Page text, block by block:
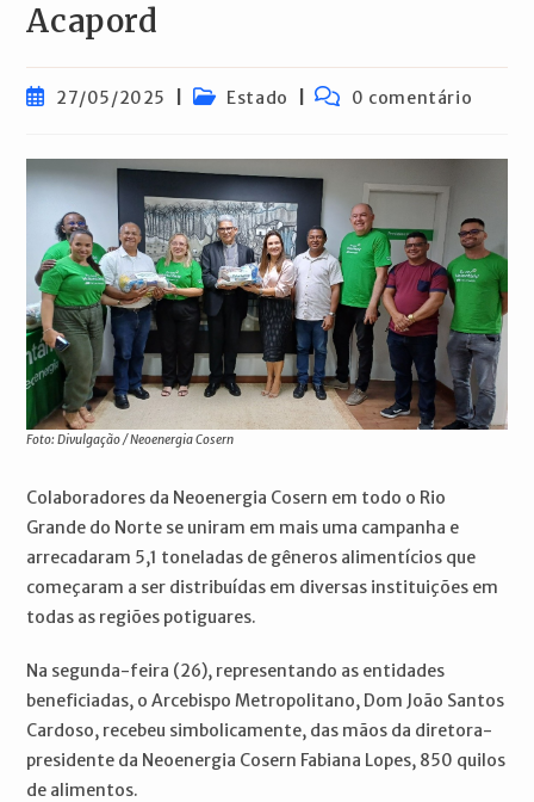
Acapord
Post27/05/2025
Categoria
Estado
Comentários
0 comentário
Foto: Divulgação / Neoenergia Cosern
Colaboradores da Neoenergia Cosern em todo o Rio
Grande do Norte se uniram em mais uma campanha e
arrecadaram 5,1 toneladas de gêneros alimentícios que
começaram a ser distribuídas em diversas instituições em
todas as regiões potiguares.
Na segunda-feira (26), representando as entidades
beneficiadas, o Arcebispo Metropolitano, Dom João Santos
Cardoso, recebeu simbolicamente, das mãos da diretora-
presidente da Neoenergia Cosern Fabiana Lopes, 850 quilos
de alimentos.